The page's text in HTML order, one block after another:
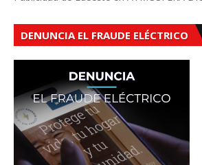
DENUNCIA EL FRAUDE ELÉCTRICO